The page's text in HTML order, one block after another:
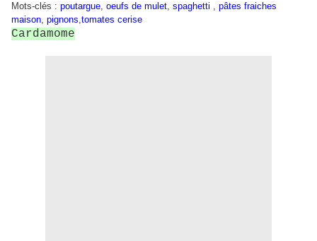
Mots-clés : poutargue, oeufs de mulet, spaghetti , pâtes fraiches
maison, pignons,tomates cerise
Cardamome